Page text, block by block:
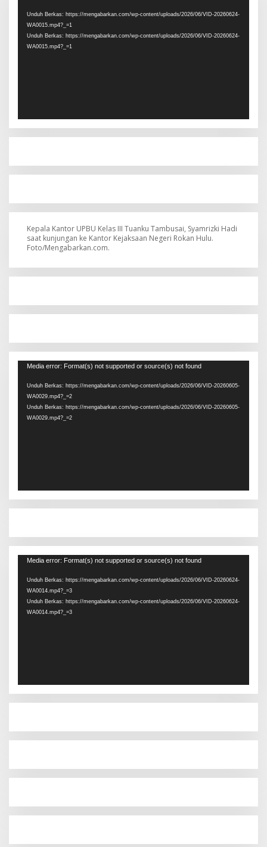
Unduh Berkas: https://mengabarkan.com/wp-content/uploads/2026/06/VID-20260624-
WA0015.mp4?_=1
Unduh Berkas: https://mengabarkan.com/wp-content/uploads/2026/06/VID-20260624-
WA0015.mp4?_=1
Kepala Kantor UPBU Kelas III Tuanku Tambusai, Syamrizki Hadi
saat kunjungan ke Kantor Kejaksaan Negeri Rokan Hulu.
Foto/Mengabarkan.com.
Pemutar
Media error: Format(s) not supported or source(s) not found
Unduh Berkas: https://mengabarkan.com/wp-content/uploads/2026/06/VID-20260605-
WA0029.mp4?_=2
Unduh Berkas: https://mengabarkan.com/wp-content/uploads/2026/06/VID-20260605-
WA0029.mp4?_=2
Pemutar
Media error: Format(s) not supported or source(s) not found
Unduh Berkas: https://mengabarkan.com/wp-content/uploads/2026/06/VID-20260624-
WA0014.mp4?_=3
Unduh Berkas: https://mengabarkan.com/wp-content/uploads/2026/06/VID-20260624-
WA0014.mp4?_=3